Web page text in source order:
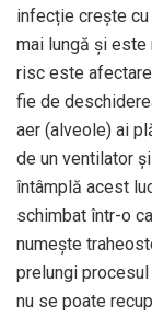
infecție crește
mai lungă și este
risc este
fie de
aer (alveole) ai
de un ventilator
întâmplă acest
schimbat într-o
numește
prelungi
nu se poate